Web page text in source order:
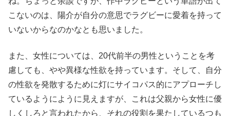
こないのは、陽介が自分の意思でラグビーに愛着を持って
いないからなのかなとも思いました。
また、女性については、20代前半の男性ということを考
慮しても、やや異様な性欲を持っています。そして、自分
の性欲を発散するために灯にサイコパス的にアプローチし
ているようにように見えますが、これは父親から女性に優
しくしろと言われたから、それの役割を果たしているつも